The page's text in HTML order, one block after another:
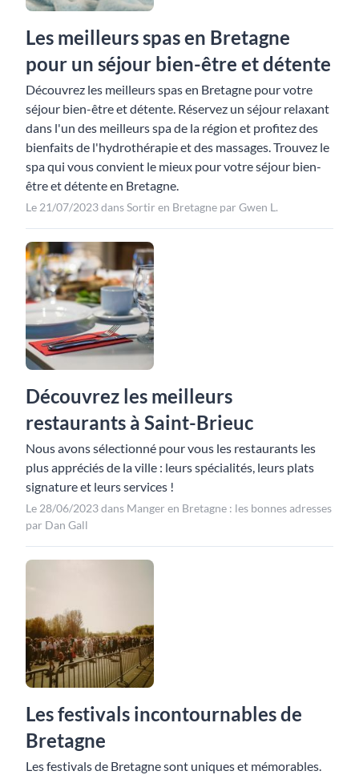
Les meilleurs spas en Bretagne
pour un séjour bien-être et détente
Découvrez les meilleurs spas en Bretagne pour votre
séjour bien-être et détente. Réservez un séjour relaxant
dans l'un des meilleurs spa de la région et profitez des
bienfaits de l'hydrothérapie et des massages. Trouvez le
spa qui vous convient le mieux pour votre séjour bien-
être et détente en Bretagne.
Le 21/07/2023 dans Sortir en Bretagne par Gwen L.
Découvrez les meilleurs
restaurants à Saint-Brieuc
Nous avons sélectionné pour vous les restaurants les
plus appréciés de la ville : leurs spécialités, leurs plats
signature et leurs services !
Le 28/06/2023 dans Manger en Bretagne : les bonnes adresses
par Dan Gall
Les festivals incontournables de
Bretagne
Les festivals de Bretagne sont uniques et mémorables.